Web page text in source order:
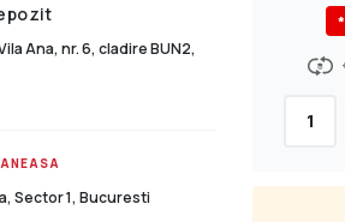
Ana, nr. 6, cladire BUN2,
Sector 1, Bucuresti